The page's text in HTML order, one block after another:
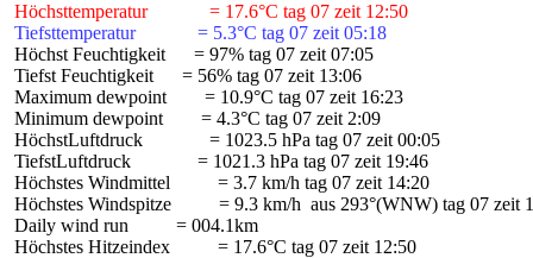
Höchsttemperatur             = 17.6°C tag 07 zeit 12:50
Tiefsttemperatur             = 5.3°C tag 07 zeit 05:18
Höchst Feuchtigkeit      = 97% tag 07 zeit 07:05
Tiefst Feuchtigkeit      = 56% tag 07 zeit 13:06
Maximum dewpoint        = 10.9°C tag 07 zeit 16:23
Minimum dewpoint        = 4.3°C tag 07 zeit 2:09
HöchstLuftdruck              = 1023.5 hPa tag 07 zeit 00:05
TiefstLuftdruck              = 1021.3 hPa tag 07 zeit 19:46
Höchstes Windmittel          = 3.7 km/h tag 07 zeit 14:20
Höchstes Windspitze          = 9.3 km/h  aus 293°(WNW) tag 07 zeit
Daily wind run          = 004.1km
Höchstes Hitzeindex          = 17.6°C tag 07 zeit 12:50